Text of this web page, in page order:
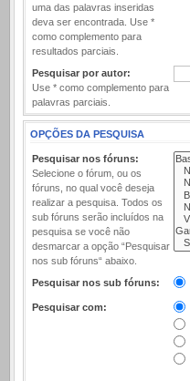
uma das palavras inseridas
deva ser encontrada. Use *
como complemento para
resultados parciais.
Pesquisar por autor:
Use * como complemento para
palavras parciais.
OPÇÕES DA PESQUISA
Pesquisar nos fóruns:
Selecione o fórum, ou os
fóruns, no qual você deseja
realizar a pesquisa. Todos os
sub fóruns serão incluídos na
pesquisa se você não
desmarcar a opção “Pesquisar
nos sub fóruns“ abaixo.
Pesquisar nos sub fóruns:
Pesquisar com: